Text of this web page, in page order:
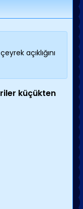
açıklığını
küçükten